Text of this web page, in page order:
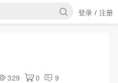
登录 / 注册
329 0 9